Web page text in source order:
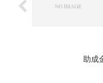
助成